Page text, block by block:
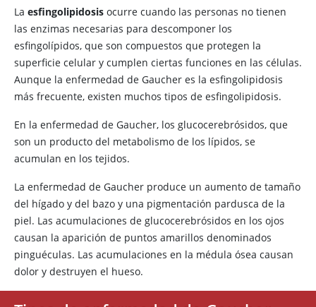
La esfingolipidosis ocurre cuando las personas no tienen
las enzimas necesarias para descomponer los
esfingolípidos, que son compuestos que protegen la
superficie celular y cumplen ciertas funciones en las células.
Aunque la enfermedad de Gaucher es la esfingolipidosis
más frecuente, existen muchos tipos de esfingolipidosis.
En la enfermedad de Gaucher, los glucocerebrósidos, que
son un producto del metabolismo de los lípidos, se
acumulan en los tejidos.
La enfermedad de Gaucher produce un aumento de tamaño
del hígado y del bazo y una pigmentación pardusca de la
piel. Las acumulaciones de glucocerebrósidos en los ojos
causan la aparición de puntos amarillos denominados
pinguéculas. Las acumulaciones en la médula ósea causan
dolor y destruyen el hueso.